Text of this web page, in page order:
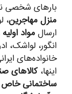
بارهای شخصی
منزل مهاجرین،
ارسالمواد
انگور، لواشک،
خانواده‌های
اینها، کالاهای
ساختمانی خاص